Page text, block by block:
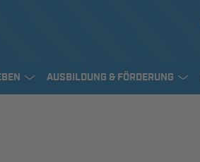
AUSBILDUNG & FÖRDERUNG